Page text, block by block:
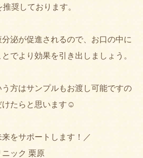
奨しております。
泌が促進されるので、お口の中に
でより効果を引き出しましょう。
方はサンプルもお渡し可能ですの
けたらと思います☺︎
をサポートします！／
ック 栗原